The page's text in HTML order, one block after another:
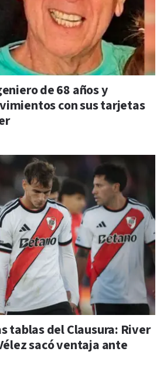
de 68 años y
con sus tarjetas
tablas del Clausura: River
sacó ventaja ante